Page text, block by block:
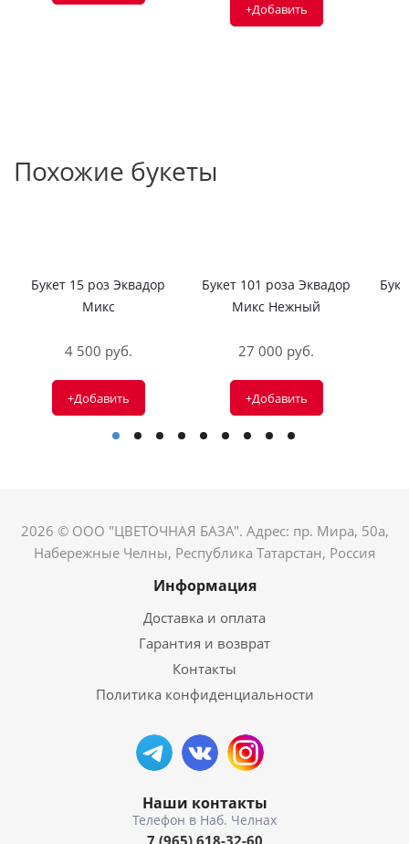
+Добавить
Похожие букеты
Букет 15 роз Эквадор
Микс
4 500 руб.
+Добавить
Букет 101 роза Эквадор
Микс Нежный
27 000 руб.
+Добавить
2026 © ООО "ЦВЕТОЧНАЯ БАЗА". Адрес: пр. Мира, 50а,
Набережные Челны, Республика Татарстан, Россия
Информация
Доставка и оплата
Гарантия и возврат
Контакты
Политика конфиденциальности
Наши контакты
7 (965) 618-32-60